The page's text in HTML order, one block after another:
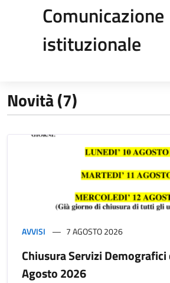
Comunicazione
istituzionale
Novità (7)
AVVISI 7 AGOSTO 2026
Chiusura Servizi Demografici
Agosto 2026